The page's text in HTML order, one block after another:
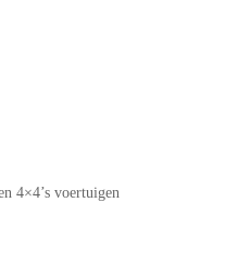
4×4’s voertuigen